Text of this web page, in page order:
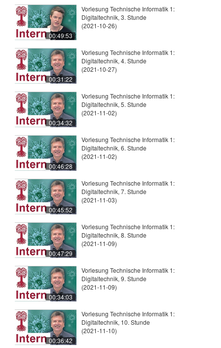
00:49:53
Vorlesung Technische Informatik 1:
Digitaltechnik, 3. Stunde
(2021-10-26)
00:31:22
Vorlesung Technische Informatik 1:
Digitaltechnik, 4. Stunde
(2021-10-27)
00:34:32
Vorlesung Technische Informatik 1:
Digitaltechnik, 5. Stunde
(2021-11-02)
00:46:28
Vorlesung Technische Informatik 1:
Digitaltechnik, 6. Stunde
(2021-11-02)
00:45:52
Vorlesung Technische Informatik 1:
Digitaltechnik, 7. Stunde
(2021-11-03)
00:47:29
Vorlesung Technische Informatik 1:
Digitaltechnik, 8. Stunde
(2021-11-09)
00:34:03
Vorlesung Technische Informatik 1:
Digitaltechnik, 9. Stunde
(2021-11-09)
00:36:42
Vorlesung Technische Informatik 1:
Digitaltechnik, 10. Stunde
(2021-11-10)